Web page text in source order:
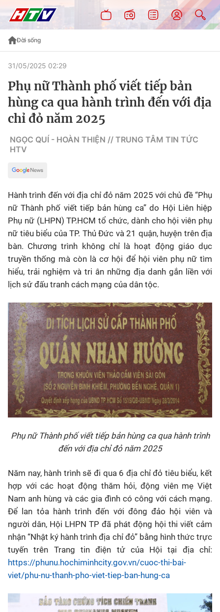
Đời sống
31/05/2025 02:29
Phụ nữ Thành phố viết tiếp bản
hùng ca qua hành trình đến với địa
chỉ đỏ năm 2025
NGỌC QUÍ - HOÀN THIỆN // TRUNG TÂM TIN TỨC
HTV
Hành trình đến với địa chỉ đỏ năm 2025 với chủ đề “Phụ
nữ Thành phố viết tiếp bản hùng ca” do Hội Liên hiệp
Phụ nữ (LHPN) TP.HCM tổ chức, dành cho hội viên phụ
nữ tiêu biểu của TP. Thủ Đức và 21 quận, huyện trên địa
bàn. Chương trình không chỉ là hoạt động giáo dục
truyền thống mà còn là cơ hội để hội viên phụ nữ tìm
hiểu, trải nghiệm và tri ân những địa danh gắn liền với
lịch sử đấu tranh cách mạng của dân tộc.
Phụ nữ Thành phố viết tiếp bản hùng ca qua hành trình
đến với địa chỉ đỏ năm 2025
Năm nay, hành trình sẽ đi qua 6 địa chỉ đỏ tiêu biểu, kết
hợp với các hoạt động thăm hỏi, động viên mẹ Việt
Nam anh hùng và các gia đình có công với cách mạng.
Để lan tỏa hành trình đến với đông đảo hội viên và
người dân, Hội LHPN TP đã phát động hội thi viết cảm
nhận “Nhật ký hành trình địa chỉ đỏ” bằng hình thức trực
tuyến trên Trang tin điện tử của Hội tại địa chỉ:
https://phunu.hochiminhcity.gov.vn/cuoc-thi-bai-
viet/phu-nu-thanh-pho-viet-tiep-ban-hung-ca